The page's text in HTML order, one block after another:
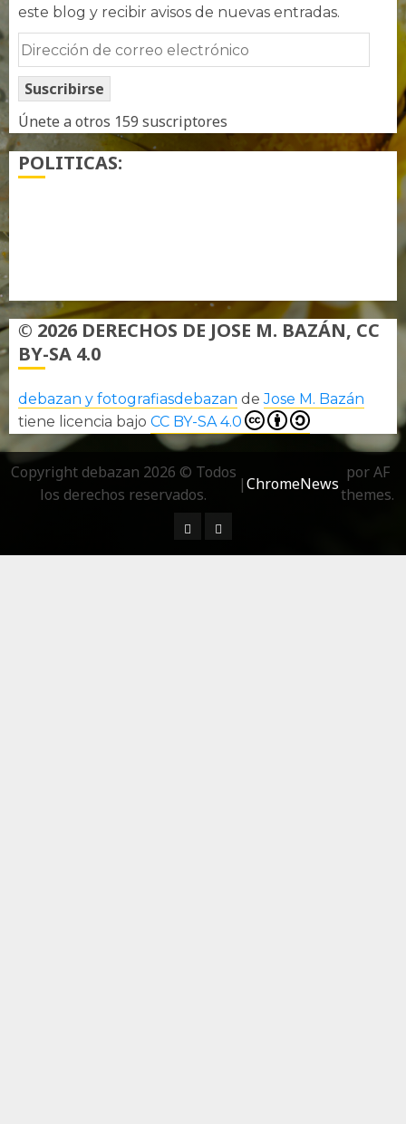
este blog y recibir avisos de nuevas entradas.
Dirección
de
correo
electrónico
Suscribirse
Únete a otros 159 suscriptores
POLITICAS:
© 2026 DERECHOS DE JOSE M. BAZÁN, CC
BY-SA 4.0
debazan y fotografiasdebazan deJose M. Bazán
tiene licencia bajo CC BY-SA 4.0
Copyright debazan 2026 © Todos
los derechos reservados.
|ChromeNews
por AF
themes.
¿ Quién soy…?
Más información sobre las